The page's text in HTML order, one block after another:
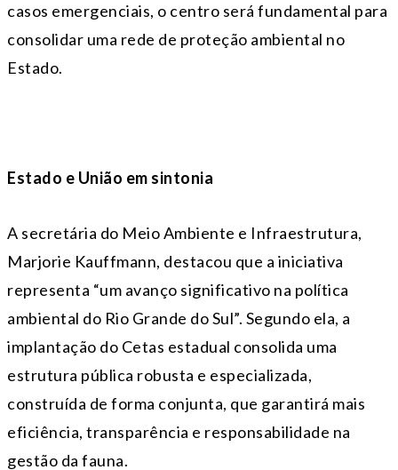
casos emergenciais, o centro será fundamental para
consolidar uma rede de proteção ambiental no
Estado.
Estado e União em sintonia
A secretária do Meio Ambiente e Infraestrutura,
Marjorie Kauffmann, destacou que a iniciativa
representa “um avanço significativo na política
ambiental do Rio Grande do Sul”. Segundo ela, a
implantação do Cetas estadual consolida uma
estrutura pública robusta e especializada,
construída de forma conjunta, que garantirá mais
eficiência, transparência e responsabilidade na
gestão da fauna.